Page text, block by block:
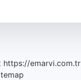
https://emarvi.com.tr